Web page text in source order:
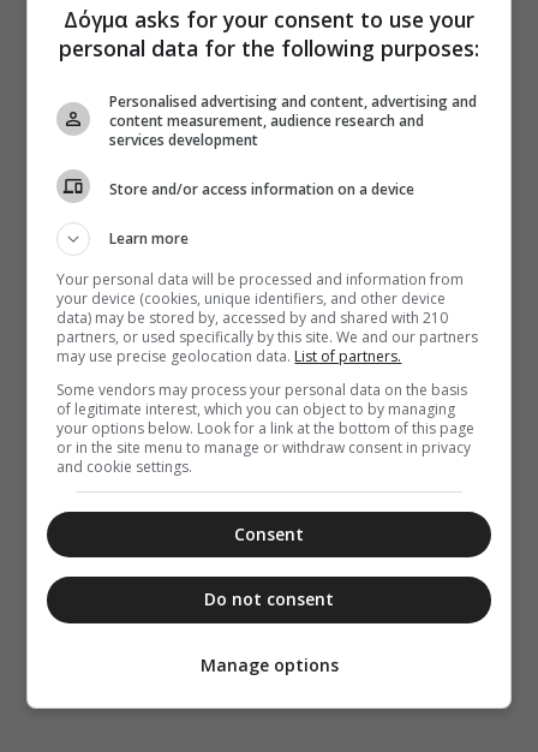
Δόγμα asks for your consent to use your
personal data for the following purposes:
Personalised advertising and content, advertising and
content measurement, audience research and
services development
Store and/or access information on a device
Learn more
Your personal data will be processed and information from
your device (cookies, unique identifiers, and other device
data) may be stored by, accessed by and shared with 210
partners, or used specifically by this site. We and our partners
may use precise geolocation data. List of partners.
Some vendors may process your personal data on the basis
of legitimate interest, which you can object to by managing
your options below. Look for a link at the bottom of this page
or in the site menu to manage or withdraw consent in privacy
and cookie settings.
Consent
Do not consent
Manage options